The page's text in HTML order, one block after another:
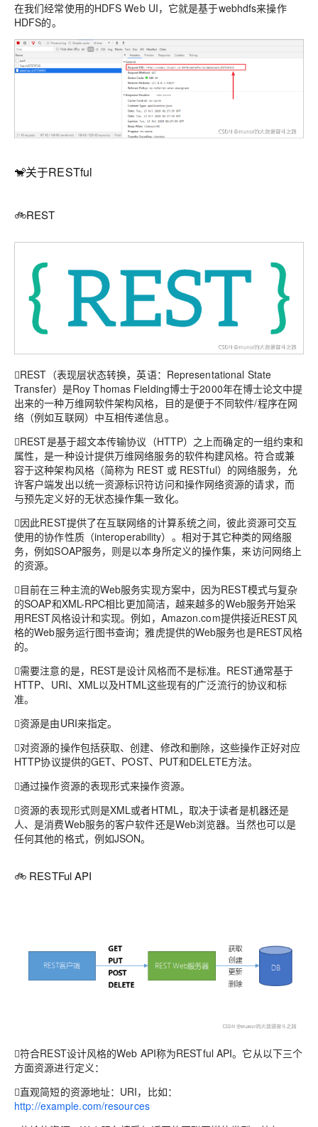
在我们经常使用的HDFS Web UI，它就是基于webhdfs来操作
HDFS的。
🐒关于RESTful
🚲REST
REST（表现层状态转换，英语：Representational State
Transfer）是Roy Thomas Fielding博士于2000年在博士论文中提
出来的一种万维网软件架构风格，目的是便于不同软件/程序在网
络（例如互联网）中互相传递信息。
REST是基于超文本传输协议（HTTP）之上而确定的一组约束和
属性，是一种设计提供万维网络服务的软件构建风格。符合或兼
容于这种架构风格（简称为 REST 或 RESTful）的网络服务，允
许客户端发出以统一资源标识符访问和操作网络资源的请求，而
与预先定义好的无状态操作集一致化。
因此REST提供了在互联网络的计算系统之间，彼此资源可交互
使用的协作性质（interoperability）。相对于其它种类的网络服
务，例如SOAP服务，则是以本身所定义的操作集，来访问网络上
的资源。
目前在三种主流的Web服务实现方案中，因为REST模式与复杂
的SOAP和XML-RPC相比更加简洁，越来越多的Web服务开始采
用REST风格设计和实现。例如，Amazon.com提供接近REST风
格的Web服务运行图书查询；雅虎提供的Web服务也是REST风格
的。
需要注意的是，REST是设计风格而不是标准。REST通常基于
HTTP、URI、XML以及HTML这些现有的广泛流行的协议和标
准。
资源是由URI来指定。
对资源的操作包括获取、创建、修改和删除，这些操作正好对应
HTTP协议提供的GET、POST、PUT和DELETE方法。
通过操作资源的表现形式来操作资源。
资源的表现形式则是XML或者HTML，取决于读者是机器还是
人、是消费Web服务的客户软件还是Web浏览器。当然也可以是
任何其他的格式，例如JSON。
🚲 RESTFul API
符合REST设计风格的Web API称为RESTful API。它从以下三个
方面资源进行定义：
直观简短的资源地址：URI，比如：
http://example.com/resources